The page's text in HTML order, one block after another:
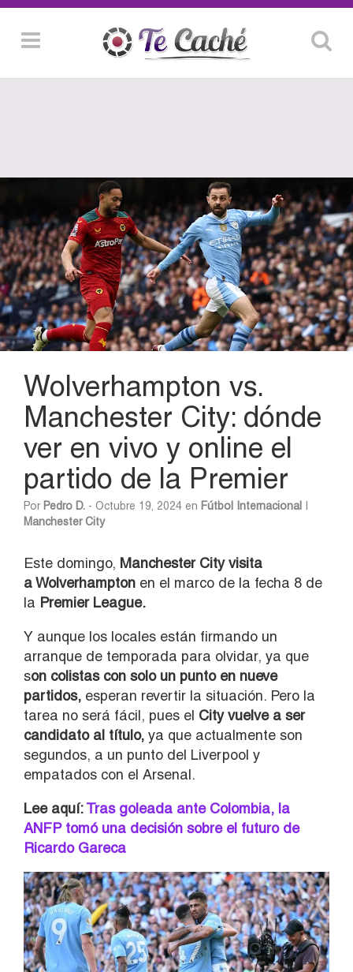
Wolverhampton vs.
Manchester City: dónde
ver en vivo y online el
partido de la Premier
Por Pedro D. - Octubre 19, 2024 en Fútbol Internacional
Manchester City
Este domingo, Manchester City visita
a Wolverhampton en el marco de la fecha 8 de
la Premier League.
Y aunque los locales están firmando un
arranque de temporada para olvidar, ya que
son colistas con solo un punto en nueve
partidos, esperan revertir la situación. Pero la
tarea no será fácil, pues el City vuelve a ser
candidato al título, ya que actualmente son
segundos, a un punto del Liverpool y
empatados con el Arsenal.
Lee aquí:Tras goleada ante Colombia, la
ANFP tomó una decisión sobre el futuro de
Ricardo Gareca